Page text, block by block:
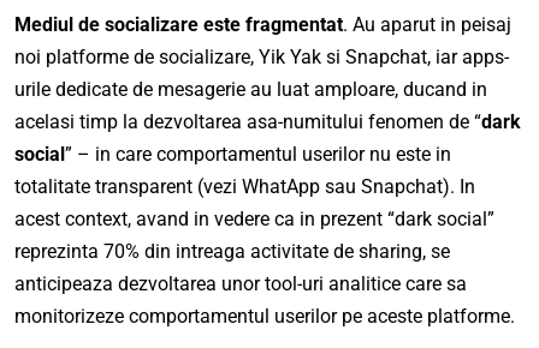
Mediul de socializare este fragmentat. Au aparut in peisaj
noi platforme de socializare, Yik Yak si Snapchat, iar apps-
urile dedicate de mesagerie au luat amploare, ducand in
acelasi timp la dezvoltarea asa-numitului fenomen de “dark
social ” – in care comportamentul userilor nu este in
totalitate transparent (vezi WhatApp sau Snapchat). In
acest context, avand in vedere ca in prezent “dark social”
reprezinta 70% din intreaga activitate de sharing, se
anticipeaza dezvoltarea unor tool-uri analitice care sa
monitorizeze comportamentul userilor pe aceste platforme.